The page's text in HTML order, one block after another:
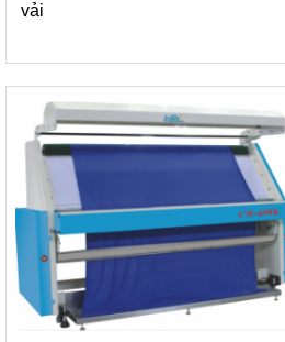
vải